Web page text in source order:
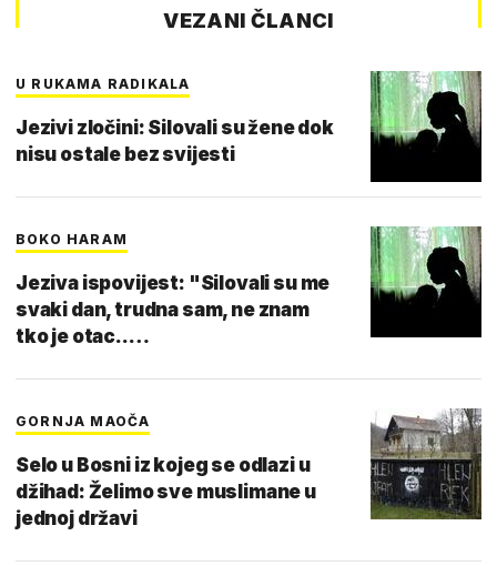
VEZANI ČLANCI
U RUKAMA RADIKALA
Jezivi zločini: Silovali su žene dok
nisu ostale bez svijesti
BOKO HARAM
Jeziva ispovijest: "Silovali su me
svaki dan, trudna sam, ne znam
tko je otac..…
GORNJA MAOČA
Selo u Bosni iz kojeg se odlazi u
džihad: Želimo sve muslimane u
jednoj državi